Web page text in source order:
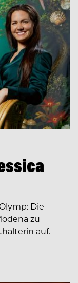
Die
zu
auf.